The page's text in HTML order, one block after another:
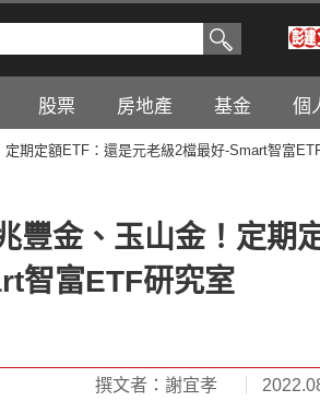
股票 房地產 基金 個
期定額ETF：還是元老級2檔最好-Smart智富
豐金、玉山金！定期
智富ETF研究室
撰文者：謝宜孝